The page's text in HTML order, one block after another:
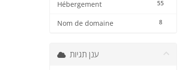
55
Hébergement
8
Nom de domaine
ענן תגיות